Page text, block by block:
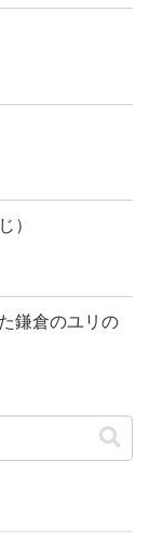
）
鎌倉のユリの